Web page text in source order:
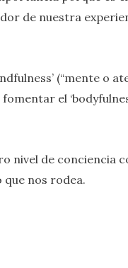
de nuestra
(“mente o
el
nivel de conciencia
que nos rodea.